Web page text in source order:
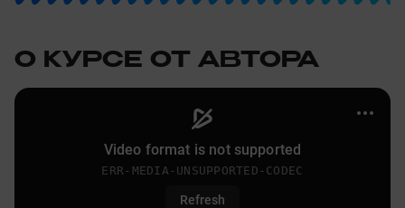
О КУРСЕ ОТ АВТОРА